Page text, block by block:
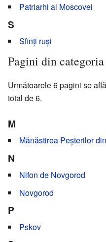
Patriarhi ai Moscovei
S
Sfinți ruși
Pagini din
Următoarele 6 pagini se
total de 6.
M
Mănăstirea Peșterilor
N
Nifon de Novgorod
Novgorod
P
Pskov